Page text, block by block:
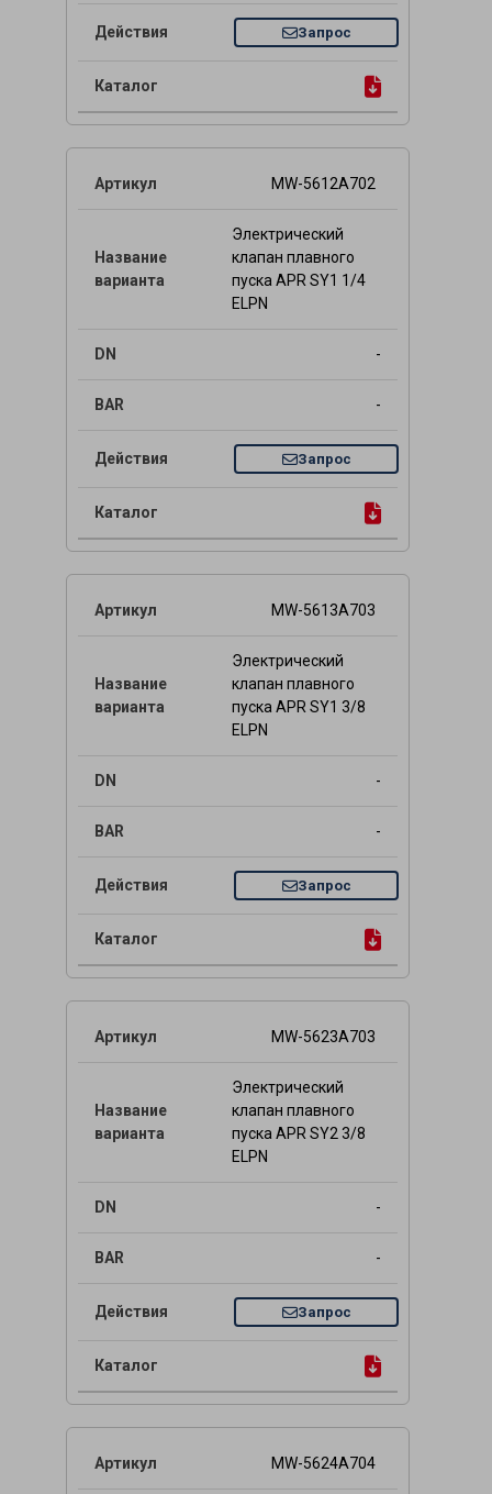
Запрос
MW-5612A702
Электрический
клапан плавного
пуска APR SY1 1/4
ELPN
-
-
Запрос
MW-5613A703
Электрический
клапан плавного
пуска APR SY1 3/8
ELPN
-
-
Запрос
MW-5623A703
Электрический
клапан плавного
пуска APR SY2 3/8
ELPN
-
-
Запрос
MW-5624A704